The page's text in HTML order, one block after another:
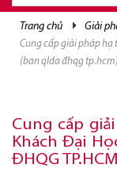
trang chủ giải
cung cấp giải pháp hạ tầng mạng cho nhà khách đại học quốc gia tp.hcm
(ban qlda đhqg tp.hcm)
Cung cấp
Khách Đại
ĐHQG
GIẢI PHÁP
CƠ HỘI NGHỀ